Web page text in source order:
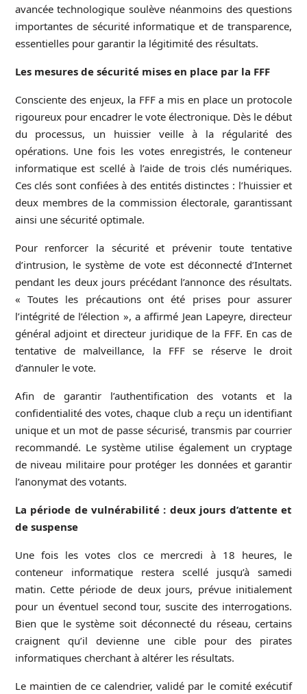
avancée technologique soulève néanmoins des questions
importantes de sécurité informatique et de transparence,
essentielles pour garantir la légitimité des résultats.
Les mesures de sécurité mises en place par la FFF
Consciente des enjeux, la FFF a mis en place un protocole
rigoureux pour encadrer le vote électronique. Dès le début
du processus, un huissier veille à la régularité des
opérations. Une fois les votes enregistrés, le conteneur
informatique est scellé à l’aide de trois clés numériques.
Ces clés sont confiées à des entités distinctes : l’huissier et
deux membres de la commission électorale, garantissant
ainsi une sécurité optimale.
Pour renforcer la sécurité et prévenir toute tentative
d’intrusion, le système de vote est déconnecté d’Internet
pendant les deux jours précédant l’annonce des résultats.
« Toutes les précautions ont été prises pour assurer
l’intégrité de l’élection », a affirmé Jean Lapeyre, directeur
général adjoint et directeur juridique de la FFF. En cas de
tentative de malveillance, la FFF se réserve le droit
d’annuler le vote.
Afin de garantir l’authentification des votants et la
confidentialité des votes, chaque club a reçu un identifiant
unique et un mot de passe sécurisé, transmis par courrier
recommandé. Le système utilise également un cryptage
de niveau militaire pour protéger les données et garantir
l’anonymat des votants.
La période de vulnérabilité : deux jours d’attente et
de suspense
Une fois les votes clos ce mercredi à 18 heures, le
conteneur informatique restera scellé jusqu’à samedi
matin. Cette période de deux jours, prévue initialement
pour un éventuel second tour, suscite des interrogations.
Bien que le système soit déconnecté du réseau, certains
craignent qu’il devienne une cible pour des pirates
informatiques cherchant à altérer les résultats.
Le maintien de ce calendrier, validé par le comité exécutif